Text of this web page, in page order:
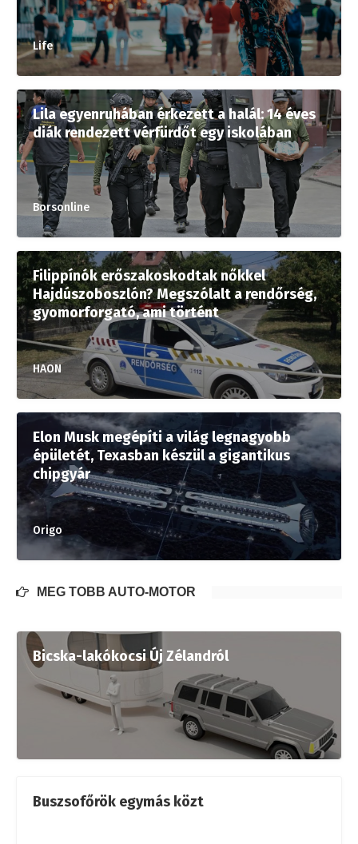
Life
Lila egyenruhában érkezett a halál: 14 éves
diák rendezett vérfürdőt egy iskolában
Borsonline
Filippínók erőszakoskodtak nőkkel
Hajdúszoboszlón? Megszólalt a rendőrség,
gyomorforgató, ami történt
HAON
Elon Musk megépíti a világ legnagyobb
épületét, Texasban készül a gigantikus
chipgyár
Origo
MÉG TÖBB AUTÓ-MOTOR
Bicska-lakókocsi Új Zélandról
Buszsofőrök egymás közt